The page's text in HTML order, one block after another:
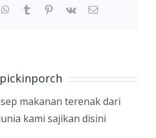
whatsapptumblr pinterest
vk Email
pickinporch
makanan terenak dari
kami sajikan disini